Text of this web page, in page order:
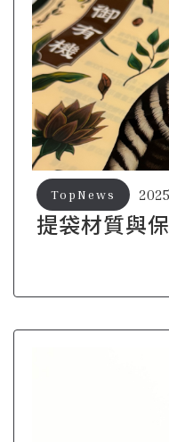
提袋材質與
TopNews